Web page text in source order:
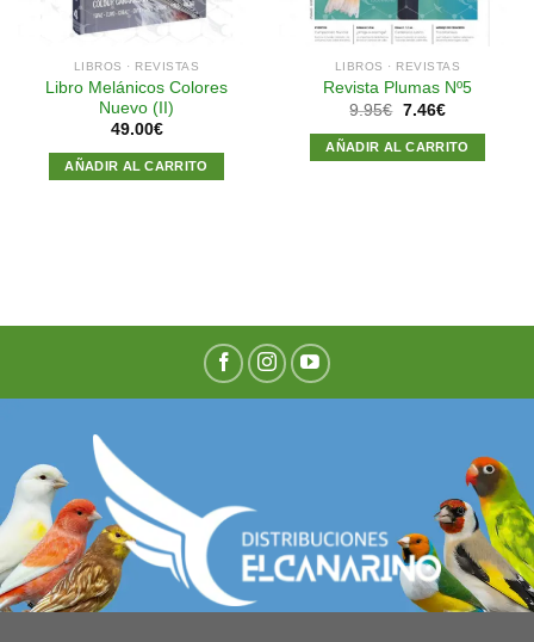
LIBROS · REVISTAS
Libro Melánicos Colores
Nuevo (II)
49.00€
AÑADIR AL CARRITO
LIBROS · REVISTAS
Revista Plumas Nº5
9.95€ El
original
era:
7.46€El
actual
es:
AÑADIR AL CARRITO